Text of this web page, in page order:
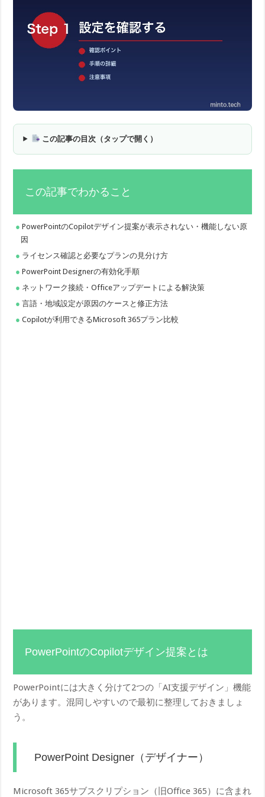
この記事の目次（タップで開く）
この記事でわかること
PowerPointのCopilotデザイン提案が表示されない・機能しない原
因
ライセンス確認と必要なプランの見分け方
PowerPoint Designerの有効化手順
ネットワーク接続・Officeアップデートによる解決策
言語・地域設定が原因のケースと修正方法
Copilotが利用できるMicrosoft 365プラン比較
PowerPointのCopilotデザイン提案とは
PowerPointには大きく分けて2つの「AI支援デザイン」機能
があります。混同しやすいので最初に整理しておきましょ
う。
PowerPoint Designer（デザイナー）
Microsoft 365サブスクリプション（旧Office 365）に含まれ